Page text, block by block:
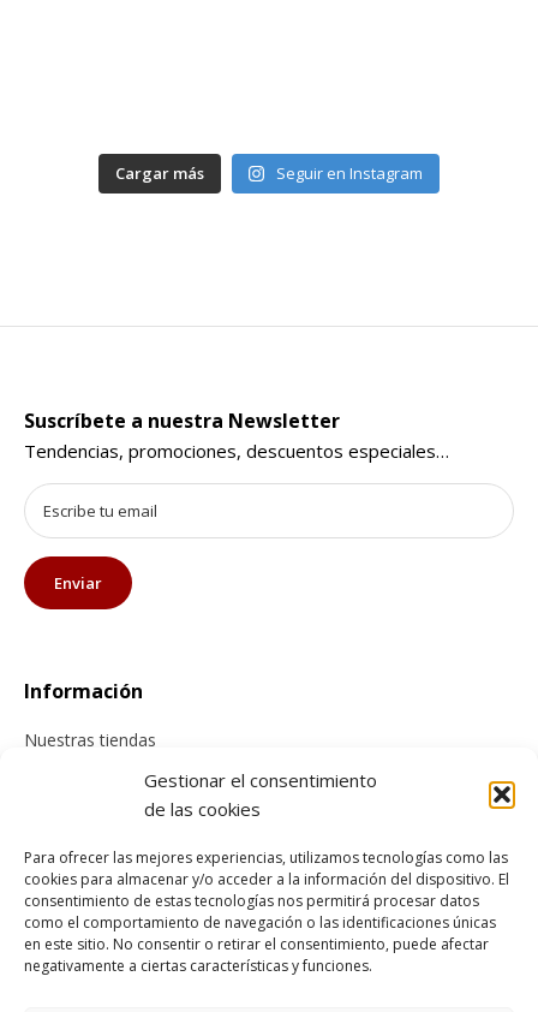
Gestionar el consentimiento
de las cookies
Para ofrecer las mejores experiencias, utilizamos tecnologías como las
cookies para almacenar y/o acceder a la información del dispositivo. El
consentimiento de estas tecnologías nos permitirá procesar datos
como el comportamiento de navegación o las identificaciones únicas
en este sitio. No consentir o retirar el consentimiento, puede afectar
negativamente a ciertas características y funciones.
Cargar más Seguir en Instagram
Suscríbete a nuestra Newsletter
Tendencias, promociones, descuentos especiales…
Información
Nuestras tiendas
Tienda online
Información sobre envíos
Cancelación y devolución
Pago seguro
Condiciones generales de compra